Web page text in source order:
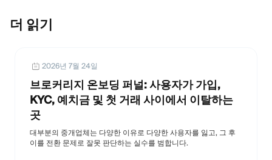
더 읽기
2026년 7월 24일
브로커리지 온보딩 퍼널: 사용자가 가입,
KYC, 예치금 및 첫 거래 사이에서 이탈하는
곳
대부분의 중개업체는 다양한 이유로 다양한 사용자를 잃고, 그 후
이를 전환 문제로 잘못 판단하는 실수를 범합니다.